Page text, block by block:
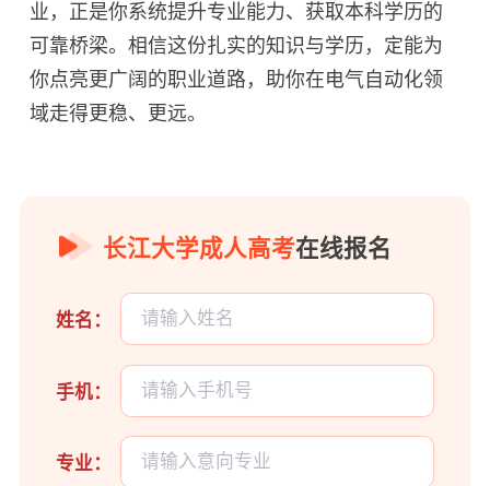
业，正是你系统提升专业能力、获取本科学历的
可靠桥梁。相信这份扎实的知识与学历，定能为
你点亮更广阔的职业道路，助你在电气自动化领
域走得更稳、更远。
长江大学成人高考在线报名
姓名：
手机：
专业：